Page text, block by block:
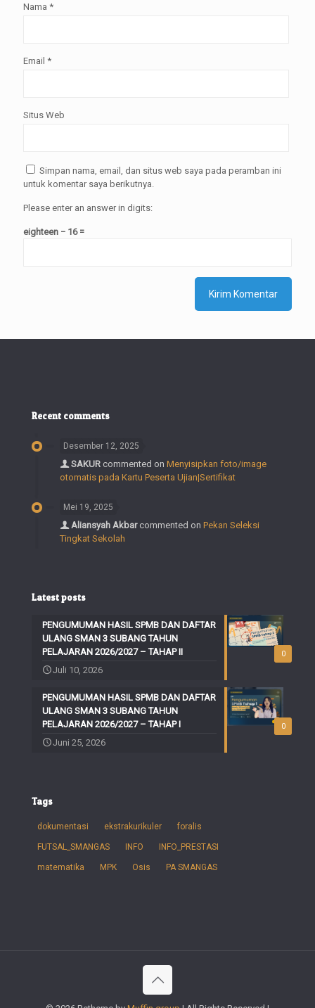
Nama *
Email *
Situs Web
Simpan nama, email, dan situs web saya pada peramban ini
untuk komentar saya berikutnya.
Please enter an answer in digits:
eighteen − 16 =
Recent comments
Desember 12, 2025
SAKUR commented on Menyisipkan foto/image
otomatis pada Kartu Peserta Ujian|Sertifikat
Mei 19, 2025
Aliansyah Akbarcommented on Pekan Seleksi
Tingkat Sekolah
Latest posts
0
PENGUMUMAN HASIL SPMB DAN DAFTAR
ULANG SMAN 3 SUBANG TAHUN
PELAJARAN 2026/2027 – TAHAP II
Juli 10, 2026
0
PENGUMUMAN HASIL SPMB DAN DAFTAR
ULANG SMAN 3 SUBANG TAHUN
PELAJARAN 2026/2027 – TAHAP I
Juni 25, 2026
Tags
dokumentasi ekstrakurikuler foralis
FUTSAL_SMANGAS INFO INFO_PRESTASI
matematika MPK Osis PA SMANGAS